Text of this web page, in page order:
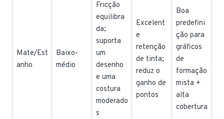
Mate/Est
anho
Baixo-
médio
Fricção
equilibra
da;
suporta
um
desenho
e uma
costura
moderado
s
Excelent
e
retenção
de tinta;
reduz o
ganho de
pontos
Boa
predefini
ção para
gráficos
de
formação
mista +
alta
cobertura